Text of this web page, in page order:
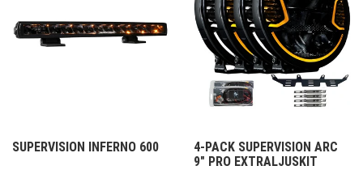
SUPERVISION INFERNO 600
4-PACK SUPERVISION ARC
9" PRO EXTRALJUSKIT